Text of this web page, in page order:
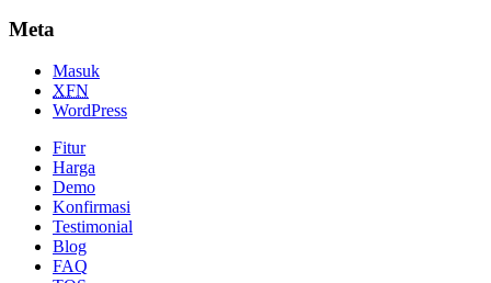
Meta
Masuk
XFN
WordPress
Fitur
Harga
Demo
Konfirmasi
Testimonial
Blog
FAQ